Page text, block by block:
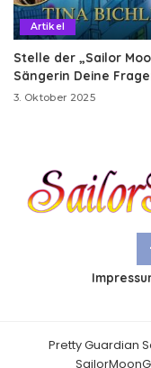
Artikel
Stelle der „Sailor
Sängerin Deine
3. Oktober 2025
Pretty Guardian